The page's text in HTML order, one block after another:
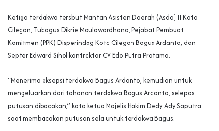
Ketiga terdakwa tersbut Mantan Asisten Daerah (Asda) II Kota
Cilegon, Tubagus Dikrie Maulawardhana, Pejabat Pembuat
Komitmen (PPK) Disperindag Kota Cilegon Bagus Ardanto, dan
Septer Edward Sihol kontraktor CV Edo Putra Pratama.
“Menerima eksepsi terdakwa Bagus Ardanto, kemudian untuk
mengeluarkan dari tahanan terdakwa Bagus Ardanto, selepas
putusan dibacakan,” kata ketua Majelis Hakim Dedy Ady Saputra
saat membacakan putusan sela untuk terdakwa Bagus.